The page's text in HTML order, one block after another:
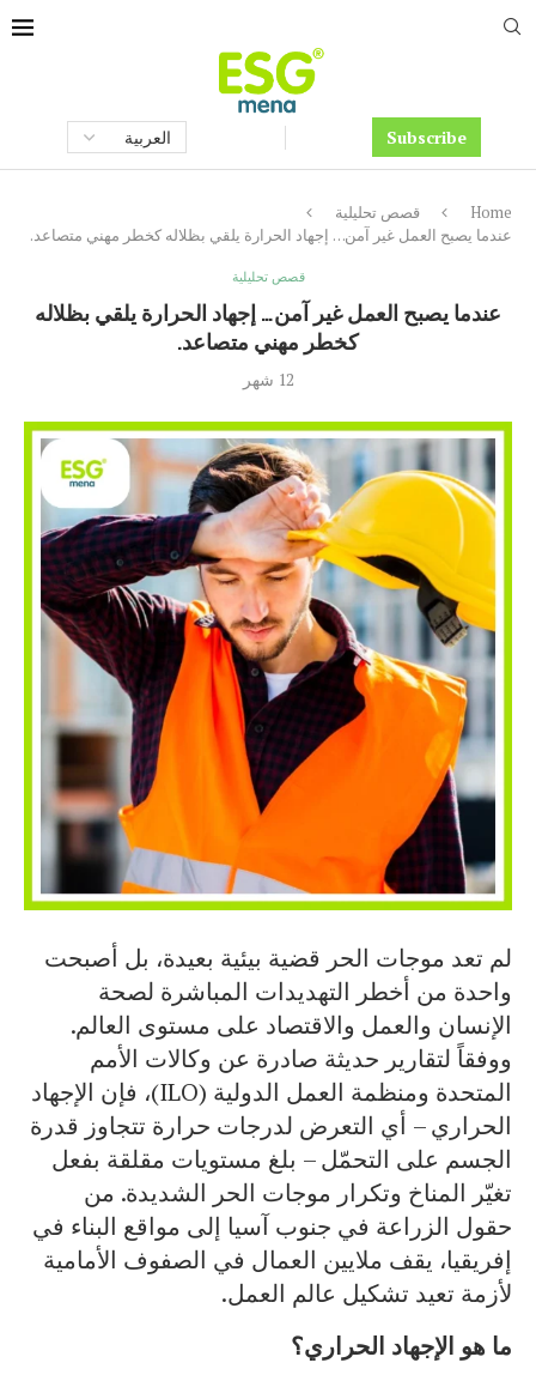
Subscribe
Home
قصص تحليلية
عندما يصبح العمل غير آمن… إجهاد الحرارة يلقي بظلاله كخطر مهني متصاعد.
قصص تحليلية
عندما يصبح العمل غير آمن… إجهاد الحرارة يلقي بظلاله
كخطر مهني متصاعد.
12 شهر
لم تعد موجات الحر قضية بيئية بعيدة، بل أصبحت
واحدة من أخطر التهديدات المباشرة لصحة
الإنسان والعمل والاقتصاد على مستوى العالم.
ووفقاً لتقارير حديثة صادرة عن وكالات الأمم
المتحدة ومنظمة العمل الدولية (ILO)، فإن الإجهاد
الحراري – أي التعرض لدرجات حرارة تتجاوز قدرة
الجسم على التحمّل – بلغ مستويات مقلقة بفعل
تغيّر المناخ وتكرار موجات الحر الشديدة. من
حقول الزراعة في جنوب آسيا إلى مواقع البناء في
إفريقيا، يقف ملايين العمال في الصفوف الأمامية
لأزمة تعيد تشكيل عالم العمل.
ما هو الإجهاد الحراري؟